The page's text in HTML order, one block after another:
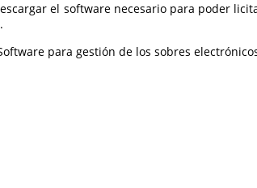
el software necesario para poder
para gestión de los sobres